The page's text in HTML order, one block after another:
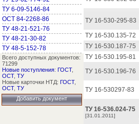
ТУ 6-09-5146-84
ОСТ 84-2268-86
ТУ 48-21-521-76
ТУ 48-21-30-82
ТУ 48-5-152-78
Всего доступных документов:
71299
Новые поступления: ГОСТ,
ОСТ, ТУ
Новые карточки НТД: ГОСТ,
ОСТ, ТУ
Добавить документ
ТУ 16-530-295-83
ТУ 16-530.135-72
ТУ 16-530.187-75
ТУ 16-530.195-81
ТУ 16-530.196-76
ТУ 16-530297-83
ТУ 16-536.024-75
[31.01.2011]